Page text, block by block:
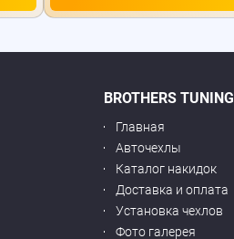
BROTHERS TUNING
Главная
Авточехлы
Каталог накидок
Доставка и оплата
Установка чехлов
Фото галерея